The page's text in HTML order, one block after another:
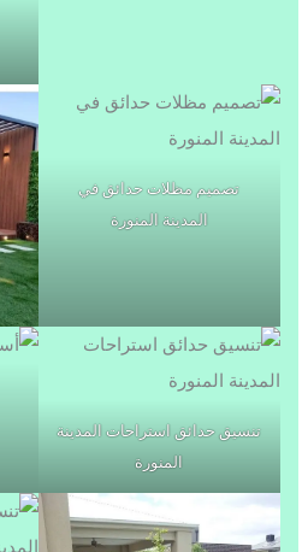
تصميم مظلات حدائق في
المدينة المنورة
تنسيق حدائق استراحات المدينة
المنورة